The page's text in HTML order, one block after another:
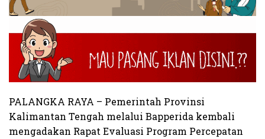
PALANGKA RAYA – Pemerintah Provinsi
Kalimantan Tengah melalui Bapperida kembali
mengadakan Rapat Evaluasi Program Percepatan